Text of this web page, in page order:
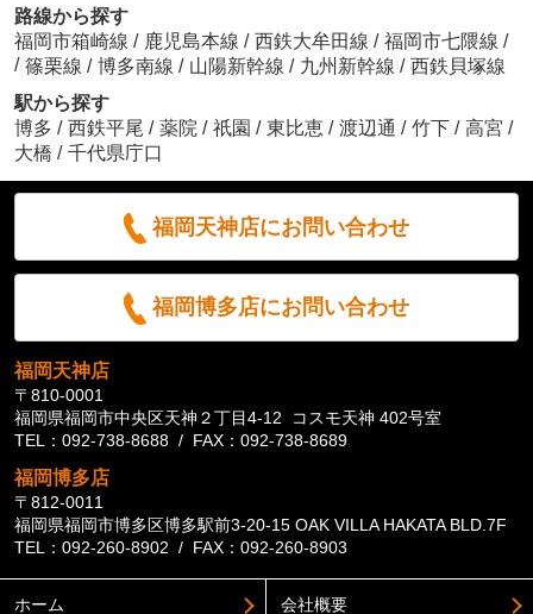
路線から探す
福岡市箱崎線 / 鹿児島本線 / 西鉄大牟田線 / 福岡市七隈線 /
/ 篠栗線 / 博多南線 / 山陽新幹線 / 九州新幹線 / 西鉄貝塚線
駅から探す
博多 / 西鉄平尾 / 薬院 / 祇園 / 東比恵 / 渡辺通 / 竹下 / 高宮 /
大橋 / 千代県庁口
福岡天神店にお問い合わせ
福岡博多店にお問い合わせ
福岡天神店
〒810-0001
福岡県福岡市中央区天神２丁目4-12 コスモ天神 402号室
TEL：092-738-8688 / FAX：092-738-8689
福岡博多店
〒812-0011
福岡県福岡市博多区博多駅前3-20-15 OAK VILLA HAKATA BLD.7F
TEL：092-260-8902 / FAX：092-260-8903
ホーム 会社概要